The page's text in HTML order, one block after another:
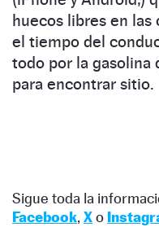
huecos libres en las
el tiempo del
todo por la gasolina
para encontrar sitio.
Sigue toda la
Facebook, Xo